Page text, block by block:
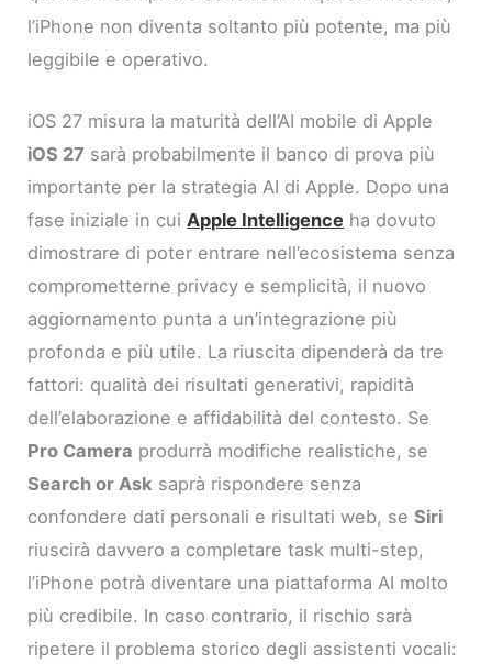
l’iPhone non diventa soltanto più potente, ma più
leggibile e operativo.
iOS 27 misura la maturità dell’AI mobile di Apple
iOS 27 sarà probabilmente il banco di prova più
importante per la strategia AI di Apple. Dopo una
fase iniziale in cuiApple Intelligence ha dovuto
dimostrare di poter entrare nell’ecosistema senza
comprometterne privacy e semplicità, il nuovo
aggiornamento punta a un’integrazione più
profonda e più utile. La riuscita dipenderà da tre
fattori: qualità dei risultati generativi, rapidità
dell’elaborazione e affidabilità del contesto. Se
Pro Camera produrrà modifiche realistiche, se
Search or Ask saprà rispondere senza
confondere dati personali e risultati web, seSiri
riuscirà davvero a completare task multi-step,
l’iPhone potrà diventare una piattaforma AI molto
più credibile. In caso contrario, il rischio sarà
ripetere il problema storico degli assistenti vocali: